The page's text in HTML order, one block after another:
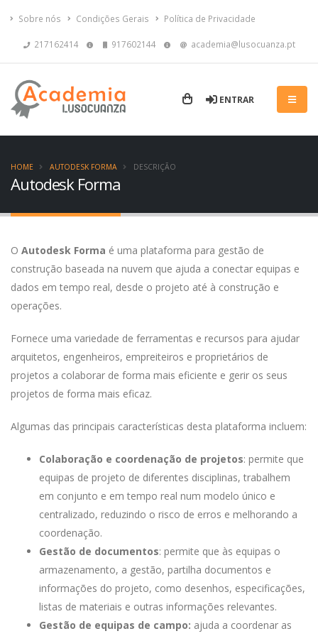
Sobre nós Condições Gerais Política de Privacidade
217162414 917602144 academia@lusocuanza.pt
ENTRAR
Autodesk Forma
HOME AUTODESK FORMA DESCRIÇÃO
O Autodesk Forma é uma plataforma para gestão de
construção baseada na nuvem que ajuda a conectar equipas e
dados em tempo real, desde o projeto até à construção e
operações.
Fornece uma variedade de ferramentas e recursos para ajudar
arquitetos, engenheiros, empreiteiros e proprietários de
projetos a colaborar de forma mais eficiente e gerir os seus
projetos de forma mais eficaz.
Algumas das principais características desta plataforma incluem:
Colaboração e coordenação de projetos: permite que
equipas de projeto de diferentes disciplinas, trabalhem
em conjunto e em tempo real num modelo único e
centralizado, reduzindo o risco de erros e melhorando a
coordenação.
Gestão de documentos: permite que às equipas o
armazenamento, a gestão, partilha documentos e
informações do projeto, como desenhos, especificações,
listas de materiais e outras informações relevantes.
Gestão de equipas de campo: ajuda a coordenar as